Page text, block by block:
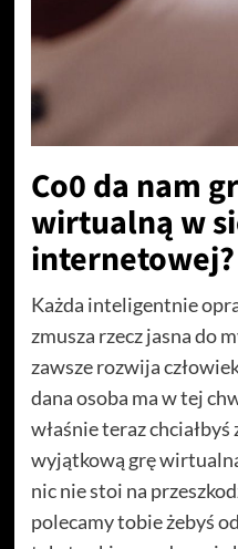
Co0 da nam
wirtualną w
internetowej?
Każda inteligentnie
zmusza rzecz jasna do
zawsze rozwija
dana osoba ma w tej
właśnie teraz
wyjątkową grę
nic nie stoi na
polecamy tobie żebyś